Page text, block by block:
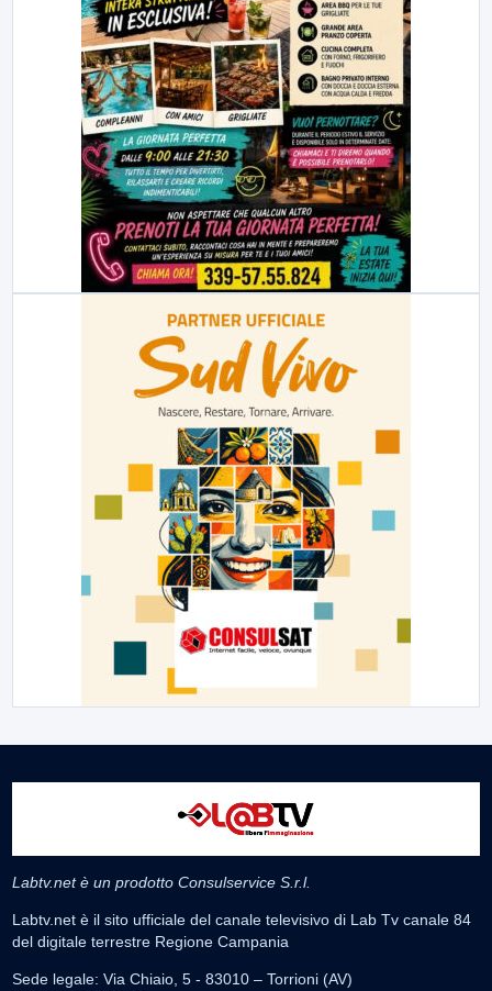
Labtv.net è un prodotto Consulservice S.r.l.
Labtv.net è il sito ufficiale del canale televisivo di Lab Tv canale 84
del digitale terrestre Regione Campania
Sede legale: Via Chiaio, 5 - 83010 – Torrioni (AV)